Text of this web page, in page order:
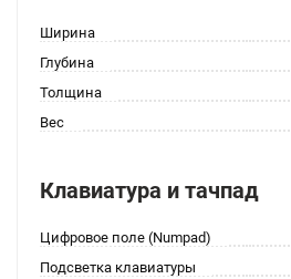
Ширина
Глубина
Толщина
Вес
Клавиатура и тачпад
Цифровое поле (Numpad)
Подсветка клавиатуры